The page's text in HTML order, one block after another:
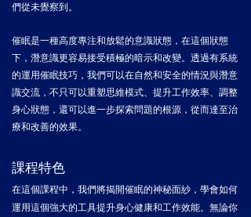
們從未覺察到。
催眠是一種高度專注和放鬆的意識狀態，在這個狀態
下，潛意識更容易接受積極的暗示和改變。 透過有系統
的運用催眠技巧，我們可以在自然和安全的情況與潛意
識交流， 不只可以重塑思維模式、提升工作效率、調整
身心狀態，還可以進一步探索問題的根源，從而達至治
療和改善的效果。​​
課程特色
在這個課程中，我們將揭開催眠的神秘面紗，學會如何
運用這個強大的工具提升身心健康和工作效能。無論你